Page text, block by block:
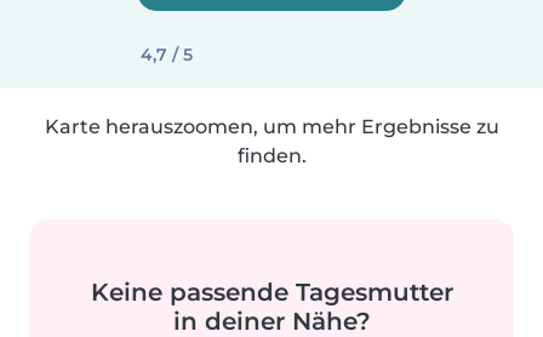
4,7 / 5
Karte herauszoomen, um mehr Ergebnisse zu
finden.
Keine passende Tagesmutter
in deiner Nähe?